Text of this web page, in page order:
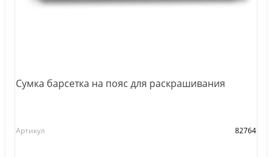
Сумка барсетка на пояс для раскрашивания
Артикул 82764